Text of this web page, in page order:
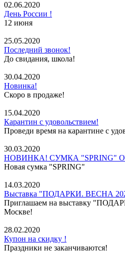
02.06.2020
День России !
12 июня
25.05.2020
Последний звонок!
До свидания, школа!
30.04.2020
Новинка!
Скоро в продаже!
15.04.2020
Карантин с удовольствием!
Проведи время на карантине с
30.03.2020
НОВИНКА! СУМКА "SPRING"
Новая сумка "SPRING"
14.03.2020
Выставка "ПОДАРКИ. ВЕСНА
Приглашаем на выставку
Москве!
28.02.2020
Купон на скидку !
Праздники не заканчиваются!